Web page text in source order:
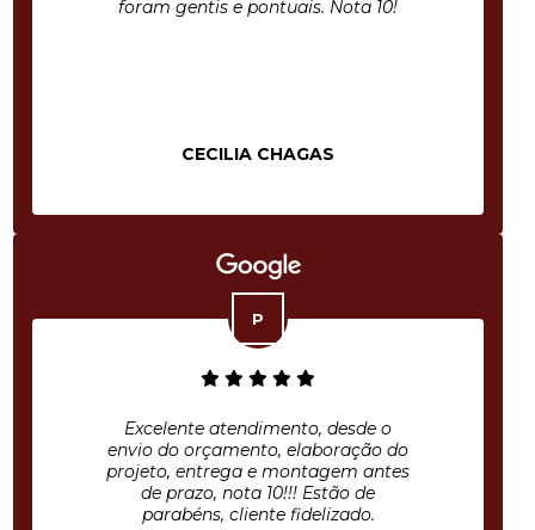
foram gentis e pontuais. Nota 10!
CECILIA CHAGAS
Excelente atendimento, desde o
envio do orçamento, elaboração do
projeto, entrega e montagem antes
de prazo, nota 10!!! Estão de
parabéns, cliente fidelizado.